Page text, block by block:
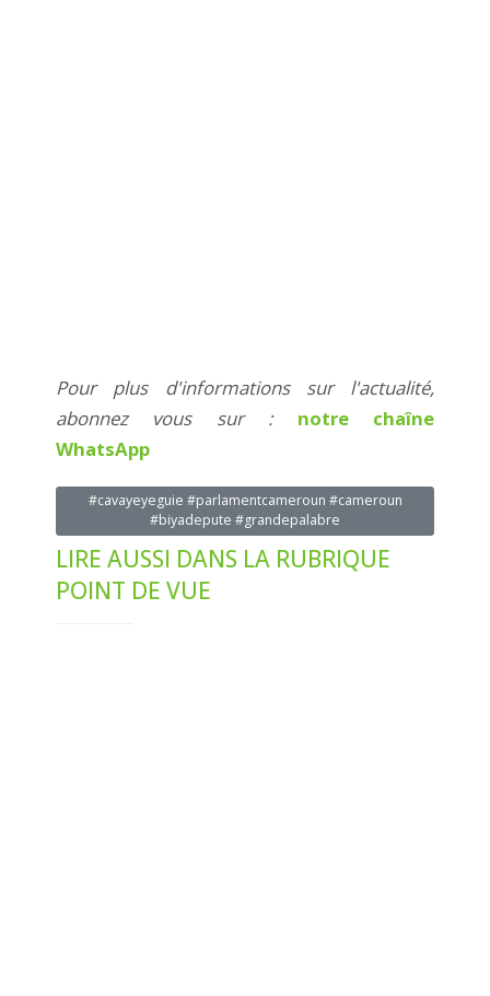
Pour plus d'informations sur l'actualité,
abonnez vous sur : notre chaîne
WhatsApp
#cavayeyeguie #parlamentcameroun #cameroun
#biyadepute #grandepalabre
LIRE AUSSI DANS LA RUBRIQUE
POINT DE VUE